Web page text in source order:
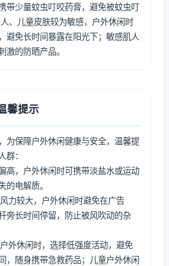
带少量蚊虫叮咬药膏，避免被蚊虫叮
、儿童皮肤较为敏感，户外休闲时
避免长时间暴露在阳光下；敏感肌人
激的防晒产品。
馨提示
为保障户外休闲健康与安全，温馨提
群：
高，户外休闲时可携带淡盐水或运动
的电解质。
力较大，户外休闲时避免在广告
旁长时间停留，防止被风吹动的杂
外休闲时，选择低强度活动，避免
，随身携带急救药品；儿童户外休闲